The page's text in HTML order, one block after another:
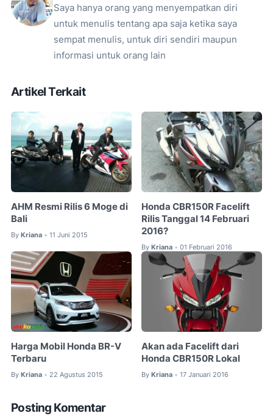
Saya hanya orang yang menyempatkan diri
untuk menulis tentang apa saja ketika saya
sempat menulis, untuk diri sendiri maupun
informasi untuk orang lain
Artikel Terkait
AHM Resmi Rilis 6 Moge di
Bali
By Kriana • 11 Juni 2015
Honda CBR150R Facelift
Rilis Tanggal 14 Februari
2016?
By Kriana • 01 Februari 2016
Harga Mobil Honda BR-V
Terbaru
By Kriana • 22 Agustus 2015
Akan ada Facelift dari
Honda CBR150R Lokal
By Kriana • 17 Januari 2016
Posting Komentar